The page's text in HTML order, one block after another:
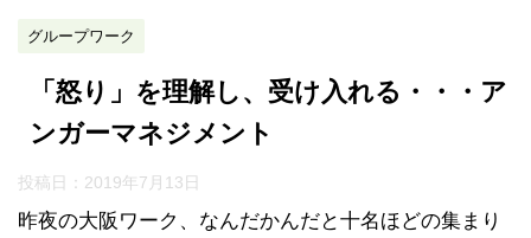
グループワーク
「怒り」を理解し、受け入れる・・・ア
ンガーマネジメント
投稿日： 2019年7月13日
昨夜の大阪ワーク、なんだかんだと十名ほどの集まり